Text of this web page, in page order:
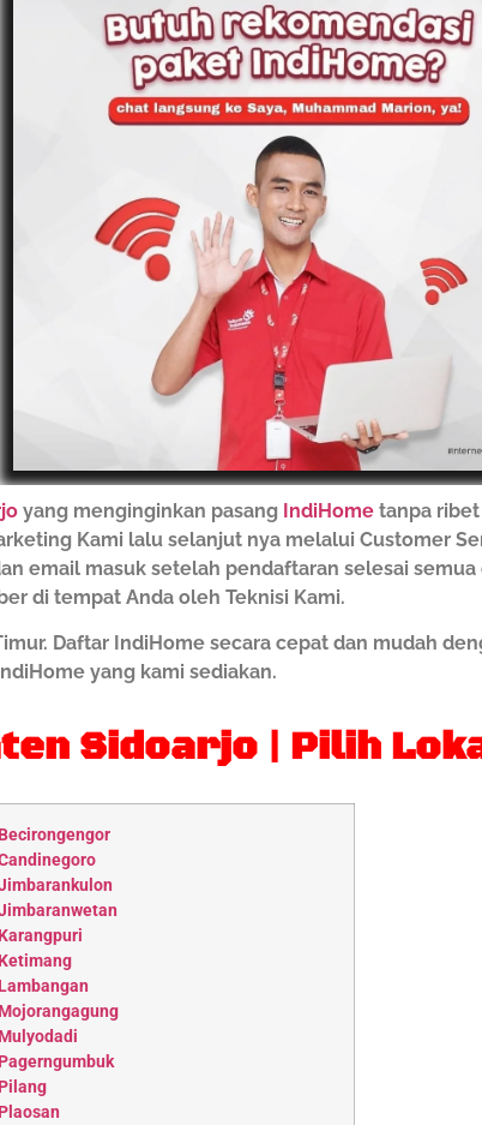
yang menginginkan pasang IndiHome tanpa ribet
Kami lalu selanjut nya melalui Customer
email masuk setelah pendaftaran selesai
di tempat Anda oleh Teknisi Kami.
Daftar IndiHome secara cepat dan mudah
yang kami sediakan.
Sidoarjo | Pilih
Becirongengor
Karangpuri
Ketimang
Lambangan
Mojorangagung
Mulyodadi
Pagerngumbuk
Pilang
Plaosan